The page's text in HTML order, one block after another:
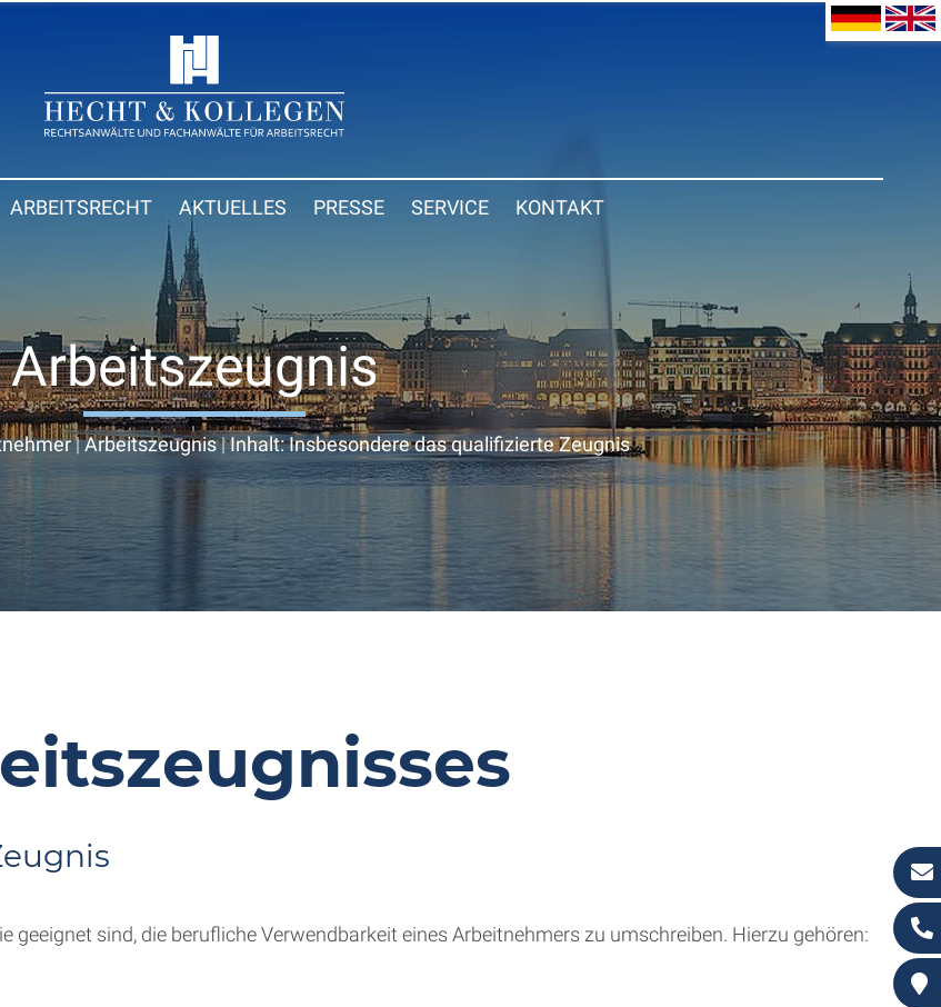
ARBEITSRECHT AKTUELLES PRESSE SERVICE KONTAKT
Arbeitszeugnis
|Arbeitszeugnis|Inhalt: Insbesondere das qualifizierte Zeugnis
sind, die berufliche Verwendbarkeit eines Arbeitnehmers zu umschreiben. Hierzu gehören: